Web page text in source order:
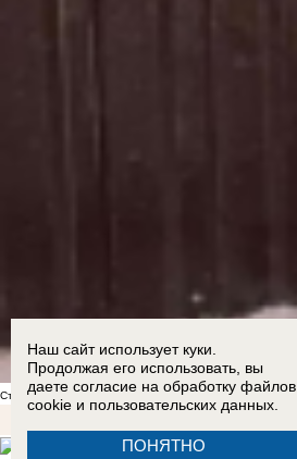
Стал известен список укрытий в Морозовске на случай
Наш сайт использует куки.
Продолжая его использовать, вы
даете согласие на обработку файлов
cookie и пользовательских данных.
ПОНЯТНО